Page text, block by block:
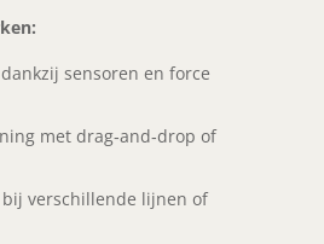
sensoren en force
met drag‑and‑drop of
verschillende lijnen of